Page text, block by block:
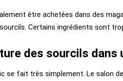
être achetées dans des
Certains ingrédients sont
des sourcils dans
se fait très simplement. Le salon